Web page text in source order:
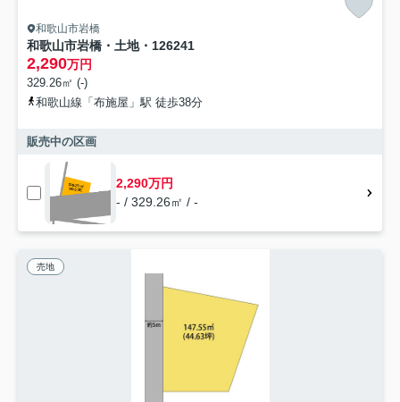
和歌山市岩橋
和歌山市岩橋・土地・126241
2,290万円
329.26㎡ (-)
和歌山線「布施屋」駅 徒歩38分
販売中の区画
2,290万円
- / 329.26㎡ / -
売地